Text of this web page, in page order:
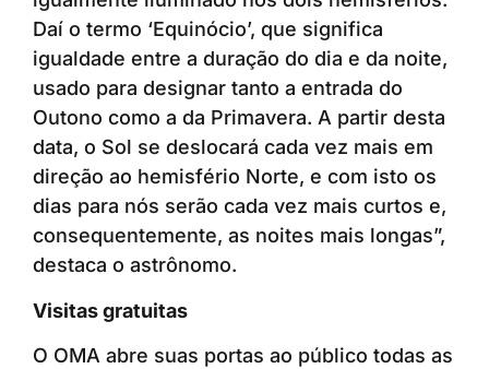
Daí o termo ‘Equinócio’, que significa
igualdade entre a duração do dia e da noite,
usado para designar tanto a entrada do
Outono como a da Primavera. A partir desta
data, o Sol se deslocará cada vez mais em
direção ao hemisfério Norte, e com isto os
dias para nós serão cada vez mais curtos e,
consequentemente, as noites mais longas”,
destaca o astrônomo.
Visitas gratuitas
O OMA abre suas portas ao público todas as